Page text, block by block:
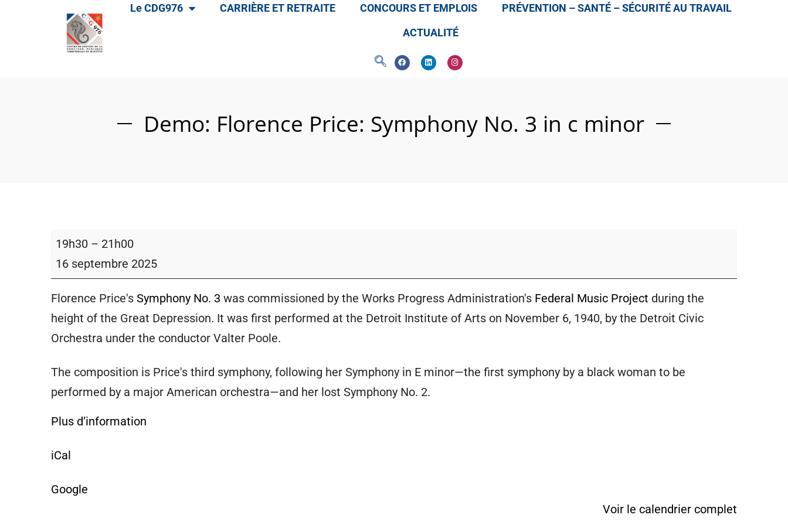
Le CDG976 CARRIÈRE ET RETRAITE CONCOURS ET EMPLOIS
PRÉVENTION – SANTÉ – SÉCURITÉ AU TRAVAIL
ACTUALITÉ
Demo: Florence Price: Symphony No. 3 in c minor
19h30 – 21h00
16 septembre 2025
Florence Price's Symphony No. 3 was commissioned by the Works Progress Administration's Federal Music Project during the
height of the Great Depression. It was first performed at the Detroit Institute of Arts on November 6, 1940, by the Detroit Civic
Orchestra under the conductor Valter Poole.
The composition is Price's third symphony, following her Symphony in E minor—the first symphony by a black woman to be
performed by a major American orchestra—and her lost Symphony No. 2.
Plus d’information
iCal
Google
Voir le calendrier complet